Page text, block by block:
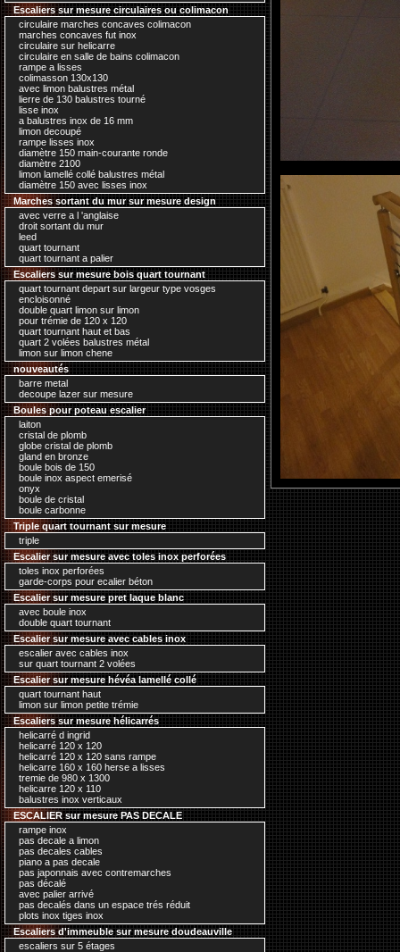
Escaliers sur mesure circulaires ou colimacon
circulaire marches concaves colimacon
marches concaves fut inox
circulaire sur helicarre
circulaire en salle de bains colimacon
rampe a lisses
colimasson 130x130
avec limon balustres métal
lierre de 130 balustres tourné
lisse inox
a balustres inox de 16 mm
limon decoupé
rampe lisses inox
diamètre 150 main-courante ronde
diamètre 2100
limon lamellé collé balustres métal
diamètre 150 avec lisses inox
Marches sortant du mur sur mesure design
avec verre a l 'anglaise
droit sortant du mur
leed
quart tournant
quart tournant a palier
Escaliers sur mesure bois quart tournant
quart tournant depart sur largeur type vosges
encloisonné
double quart limon sur limon
pour trémie de 120 x 120
quart tournant haut et bas
quart 2 volées balustres métal
limon sur limon chene
nouveautés
barre metal
decoupe lazer sur mesure
Boules pour poteau escalier
laiton
cristal de plomb
globe cristal de plomb
gland en bronze
boule bois de 150
boule inox aspect emerisé
onyx
boule de cristal
boule carbonne
Triple quart tournant sur mesure
triple
Escalier sur mesure avec toles inox perforées
toles inox perforées
garde-corps pour ecalier béton
Escalier sur mesure pret laque blanc
avec boule inox
double quart tournant
Escalier sur mesure avec cables inox
escalier avec cables inox
sur quart tournant 2 volées
Escalier sur mesure hévéa lamellé collé
quart tournant haut
limon sur limon petite trémie
Escaliers sur mesure hélicarrés
helicarré d ingrid
helicarré 120 x 120
helicarré 120 x 120 sans rampe
helicarre 160 x 160 herse a lisses
tremie de 980 x 1300
helicarre 120 x 110
balustres inox verticaux
ESCALIER sur mesure PAS DECALE
rampe inox
pas decale a limon
pas decales cables
piano a pas decale
pas japonnais avec contremarches
pas décalé
avec palier arrivé
pas decalés dans un espace trés réduit
plots inox tiges inox
Escaliers d'immeuble sur mesure doudeauville
escaliers sur 5 étages